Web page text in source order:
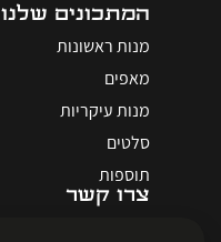
המתכונים שלנו
מנות ראשונות
מאפים
מנות עיקריות
סלטים
תוספות
צרו קשר